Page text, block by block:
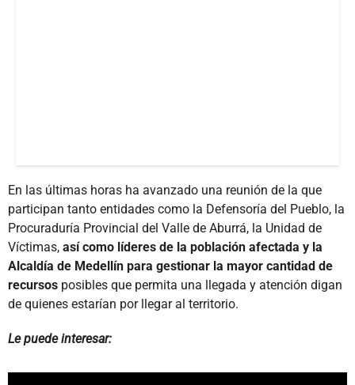
En las últimas horas ha avanzado una reunión de la que
participan tanto entidades como la Defensoría del Pueblo, la
Procuraduría Provincial del Valle de Aburrá, la Unidad de
Víctimas, así como líderes de la población afectada y la
Alcaldía de Medellín para gestionar la mayor cantidad de
recursos posibles que permita una llegada y atención digan
de quienes estarían por llegar al territorio.
Le puede interesar: